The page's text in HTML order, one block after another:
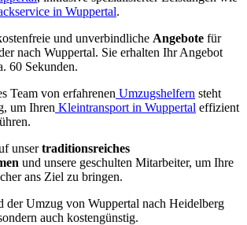
in Wuppertal.
und unverbindliche Angebote für
nach Wuppertal. Sie erhalten Ihr Angebot
60 Sekunden.
Team von erfahrenen Umzugshelfern steht
um Ihren Kleintransport in Wuppertal effizient
unsertraditionsreiches
und unsere geschulten Mitarbeiter, um Ihre
ans Ziel zu bringen.
Umzug von Wuppertal nach Heidelberg
auch kostengünstig.